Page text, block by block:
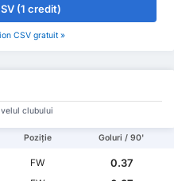
(1 credit)
CSV gratuit »
clubului
Poziție Goluri / 90'
FW
0.37